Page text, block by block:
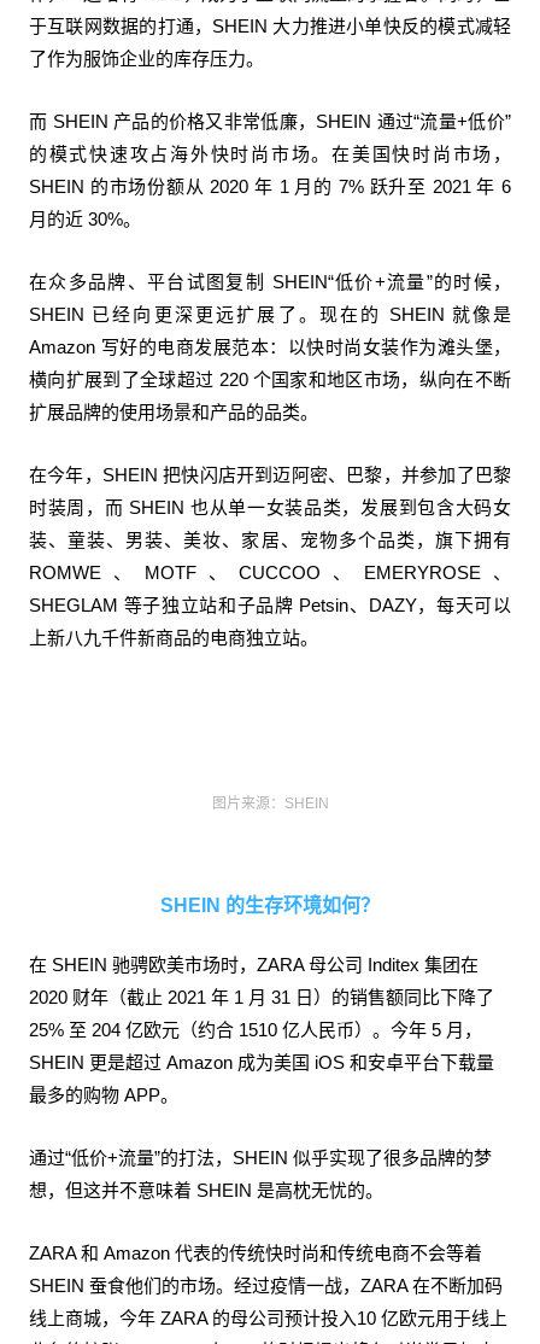
于互联网数据的打通，SHEIN 大力推进小单快反的模式减轻
了作为服饰企业的库存压力。
而 SHEIN 产品的价格又非常低廉，SHEIN 通过“流量+低价”
的模式快速攻占海外快时尚市场。在美国快时尚市场，
SHEIN 的市场份额从 2020 年 1 月的 7% 跃升至 2021 年 6
月的近 30%。
在众多品牌、平台试图复制 SHEIN“低价+流量”的时候，
SHEIN 已经向更深更远扩展了。现在的 SHEIN 就像是
Amazon 写好的电商发展范本：以快时尚女装作为滩头堡，
横向扩展到了全球超过 220 个国家和地区市场，纵向在不断
扩展品牌的使用场景和产品的品类。
在今年，SHEIN 把快闪店开到迈阿密、巴黎，并参加了巴黎
时装周，而 SHEIN 也从单一女装品类，发展到包含大码女
装、童装、男装、美妆、家居、宠物多个品类，旗下拥有
ROMWE、MOTF、CUCCOO、EMERYROSE、
SHEGLAM 等子独立站和子品牌 Petsin、DAZY，每天可以
上新八九千件新商品的电商独立站。
图片来源：SHEIN
SHEIN 的生存环境如何？
在 SHEIN 驰骋欧美市场时，ZARA 母公司 Inditex 集团在
2020 财年（截止 2021 年 1 月 31 日）的销售额同比下降了
25% 至 204 亿欧元（约合 1510 亿人民币）。今年 5 月，
SHEIN 更是超过 Amazon 成为美国 iOS 和安卓平台下载量
最多的购物 APP。
通过“低价+流量”的打法，SHEIN 似乎实现了很多品牌的梦
想，但这并不意味着 SHEIN 是高枕无忧的。
ZARA 和 Amazon 代表的传统快时尚和传统电商不会等着
SHEIN 蚕食他们的市场。经过疫情一战，ZARA 在不断加码
线上商城，今年 ZARA 的母公司预计投入10 亿欧元用于线上